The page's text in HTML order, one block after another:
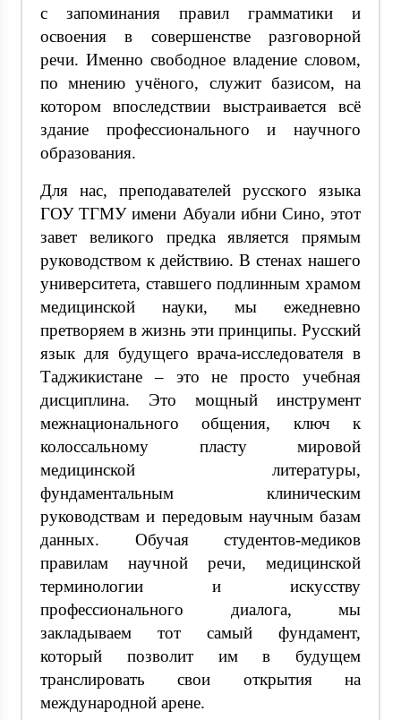
с запоминания правил грамматики и
освоения в совершенстве разговорной
речи. Именно свободное владение словом,
по мнению учёного, служит базисом, на
котором впоследствии выстраивается всё
здание профессионального и научного
образования.
Для нас, преподавателей русского языка
ГОУ ТГМУ имени Абуали ибни Сино, этот
завет великого предка является прямым
руководством к действию. В стенах нашего
университета, ставшего подлинным храмом
медицинской науки, мы ежедневно
претворяем в жизнь эти принципы. Русский
язык для будущего врача-исследователя в
Таджикистане – это не просто учебная
дисциплина. Это мощный инструмент
межнационального общения, ключ к
колоссальному пласту мировой
медицинской литературы,
фундаментальным клиническим
руководствам и передовым научным базам
данных. Обучая студентов-медиков
правилам научной речи, медицинской
терминологии и искусству
профессионального диалога, мы
закладываем тот самый фундамент,
который позволит им в будущем
транслировать свои открытия на
международной арене.